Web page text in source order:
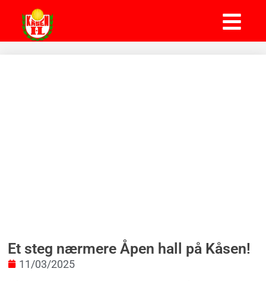
Et steg nærmere Åpen hall på Kåsen!
11/03/2025